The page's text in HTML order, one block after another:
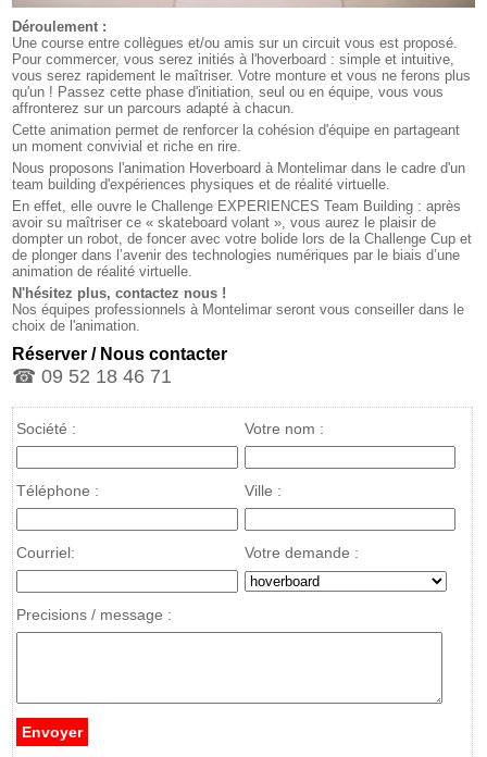
Déroulement :
Une course entre collègues et/ou amis sur un circuit vous est proposé.
Pour commercer, vous serez initiés à l'hoverboard : simple et intuitive,
vous serez rapidement le maîtriser. Votre monture et vous ne ferons plus
qu'un ! Passez cette phase d'initiation, seul ou en équipe, vous vous
affronterez sur un parcours adapté à chacun.
Cette animation permet de renforcer la cohésion d'équipe en partageant
un moment convivial et riche en rire.
Nous proposons l'animation Hoverboard à Montelimar dans le cadre d'un
team building d'expériences physiques et de réalité virtuelle.
En effet, elle ouvre le Challenge EXPERIENCES Team Building : après
avoir su maîtriser ce « skateboard volant », vous aurez le plaisir de
dompter un robot, de foncer avec votre bolide lors de la Challenge Cup et
de plonger dans l’avenir des technologies numériques par le biais d’une
animation de réalité virtuelle.
N'hésitez plus, contactez nous !
Nos équipes professionnels à Montelimar seront vous conseiller dans le
choix de l'animation.
Réserver / Nous contacter
☎ 09 52 18 46 71
Société : Votre nom :
Téléphone : Ville :
Courriel: Votre demande :
Precisions / message :